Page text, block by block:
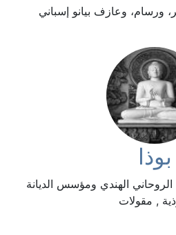
ورسام، وعازف بيانو إسباني
بوذا
الروحاني الهندي ومؤسس الديانة
, مقولات